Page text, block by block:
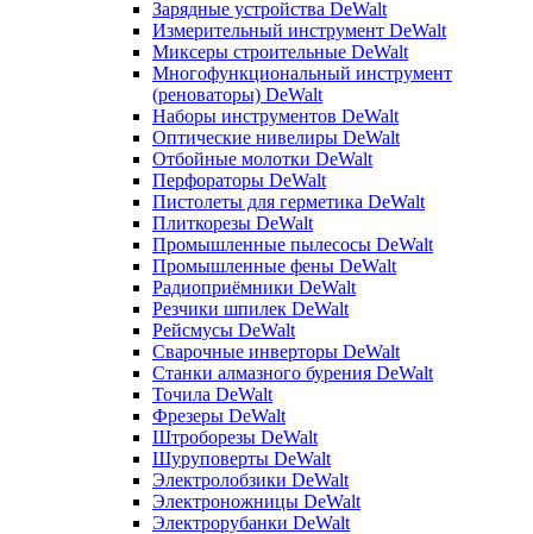
Зарядные устройства DeWalt
Измерительный инструмент DeWalt
Миксеры строительные DeWalt
Многофункциональный инструмент
(реноваторы) DeWalt
Наборы инструментов DeWalt
Оптические нивелиры DeWalt
Отбойные молотки DeWalt
Перфораторы DeWalt
Пистолеты для герметика DeWalt
Плиткорезы DeWalt
Промышленные пылесосы DeWalt
Промышленные фены DeWalt
Радиоприёмники DeWalt
Резчики шпилек DeWalt
Рейсмусы DeWalt
Сварочные инверторы DeWalt
Станки алмазного бурения DeWalt
Точила DeWalt
Фрезеры DeWalt
Штроборезы DeWalt
Шуруповерты DeWalt
Электролобзики DeWalt
Электроножницы DeWalt
Электрорубанки DeWalt